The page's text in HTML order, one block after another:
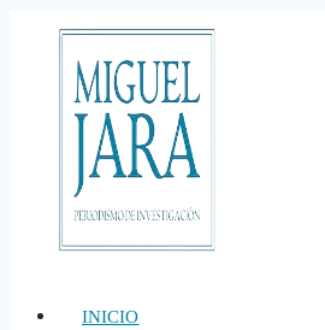
contenido
INICIO